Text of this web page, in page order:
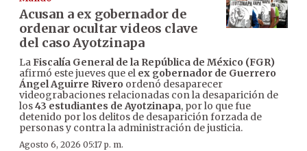
Acusan a ex gobernador de
ordenar ocultar videos clave
del caso Ayotzinapa
LaFiscalía General de la República de México (FGR)
afirmó este jueves que el ex gobernador de Guerrero
Ángel Aguirre Rivero ordenó desaparecer
videograbaciones relacionadas con la desaparición de
los43 estudiantes de Ayotzinapa, por lo que fue
detenido por los delitos de desaparición forzada de
personas y contra la administración de justicia.
Agosto 6, 2026 05:17 p. m.